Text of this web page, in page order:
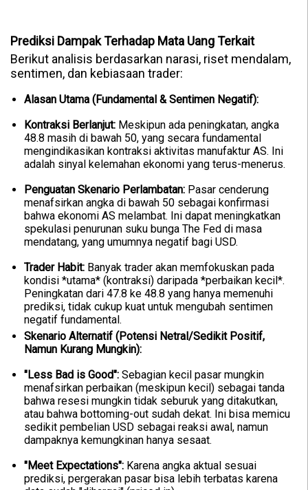
Prediksi Dampak Terhadap Mata Uang Terkait
Berikut analisis berdasarkan narasi, riset mendalam,
sentimen, dan kebiasaan trader:
Alasan Utama (Fundamental & Sentimen Negatif):
Kontraksi Berlanjut: Meskipun ada peningkatan, angka
48.8 masih di bawah 50, yang secara fundamental
mengindikasikan kontraksi aktivitas manufaktur AS. Ini
adalah sinyal kelemahan ekonomi yang terus-menerus.
Penguatan Skenario Perlambatan: Pasar cenderung
menafsirkan angka di bawah 50 sebagai konfirmasi
bahwa ekonomi AS melambat. Ini dapat meningkatkan
spekulasi penurunan suku bunga The Fed di masa
mendatang, yang umumnya negatif bagi USD.
Trader Habit: Banyak trader akan memfokuskan pada
kondisi *utama* (kontraksi) daripada *perbaikan kecil*.
Peningkatan dari 47.8 ke 48.8 yang hanya memenuhi
prediksi, tidak cukup kuat untuk mengubah sentimen
negatif fundamental.
Skenario Alternatif (Potensi Netral/Sedikit Positif,
Namun Kurang Mungkin):
"Less Bad is Good": Sebagian kecil pasar mungkin
menafsirkan perbaikan (meskipun kecil) sebagai tanda
bahwa resesi mungkin tidak seburuk yang ditakutkan,
atau bahwa bottoming-out sudah dekat. Ini bisa memicu
sedikit pembelian USD sebagai reaksi awal, namun
dampaknya kemungkinan hanya sesaat.
"Meet Expectations": Karena angka aktual sesuai
prediksi, pergerakan pasar bisa lebih terbatas karena